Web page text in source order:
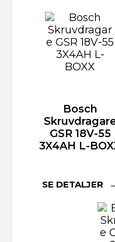
Bosch
GSR 18V-55
3X4AH L-
SE DETALJER